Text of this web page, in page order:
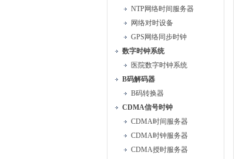
NTP网络时间服务器
网络对时设备
GPS网络同步时钟
数字时钟系统
医院数字时钟系统
B码解码器
B码转换器
CDMA信号时钟
CDMA时间服务器
CDMA时钟服务器
CDMA授时服务器